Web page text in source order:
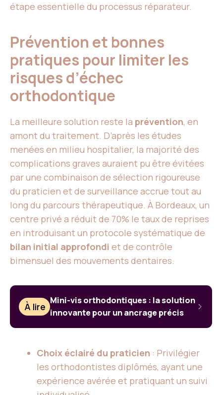
étape essentielle du processus réparateur.
Prévention et bonnes
pratiques pour limiter les
risques d’échec
orthodontique
La meilleure solution reste la prévention, en
amont du traitement. D’après les études
menées en milieu hospitalier, la majorité des
complications graves auraient pu être évitées
par une combinaison de sélection rigoureuse
du praticien et de surveillance accrue tout au
long du parcours thérapeutique. À Bordeaux, un
centre privé a réduit de 70% le taux de reprises
en introduisant un protocole systématique de
bilan initial approfondi et de contrôle
bimensuel des mouvements dentaires.
À lire
Mini-vis orthodontiques : la solution
innovante pour un ancrage précis
Choix éclairé du praticien : Privilégier
les orthodontistes diplômés, ayant une
expérience avérée et pratiquant un suivi